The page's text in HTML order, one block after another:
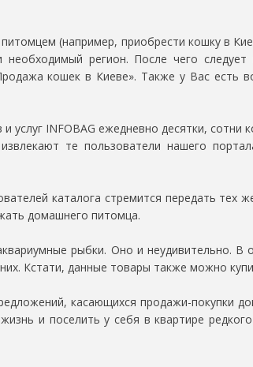
(например, приобрести кошку в
регион. После чего
кошек в Киеве». Также у Вас есть
и услуг INFOBAG ежедневно десятки,
те пользователи нашего
каталога стремится передать тех
домашнего питомца.
рыбки. Оно и неудивительно.
Кстати, данные товары также можно
касающихся продажи-покупки
и поселить у себя в квартире